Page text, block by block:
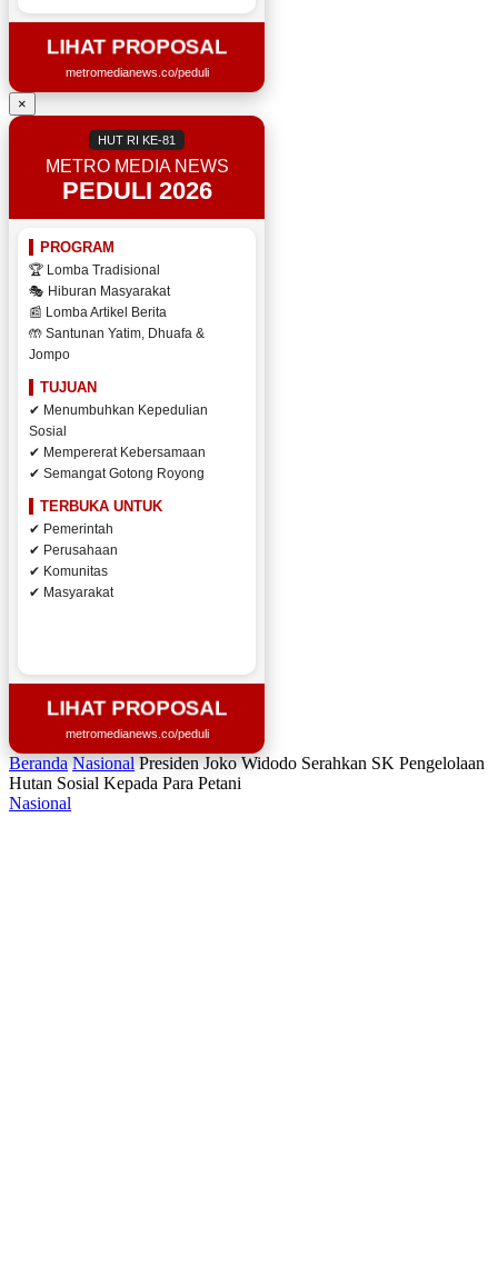
LIHAT PROPOSAL
metromedianews.co/peduli
×
HUT RI KE-81
METRO MEDIA NEWS
PEDULI 2026
PROGRAM
🏆 Lomba Tradisional
🎭 Hiburan Masyarakat
📰 Lomba Artikel Berita
🤲 Santunan Yatim, Dhuafa &
Jompo
TUJUAN
✔ Menumbuhkan Kepedulian
Sosial
✔ Mempererat Kebersamaan
✔ Semangat Gotong Royong
TERBUKA UNTUK
✔ Pemerintah
✔ Perusahaan
✔ Komunitas
✔ Masyarakat
LIHAT PROPOSAL
metromedianews.co/peduli
Beranda Nasional Presiden Joko Widodo Serahkan SK Pengelolaan
Hutan Sosial Kepada Para Petani
Nasional